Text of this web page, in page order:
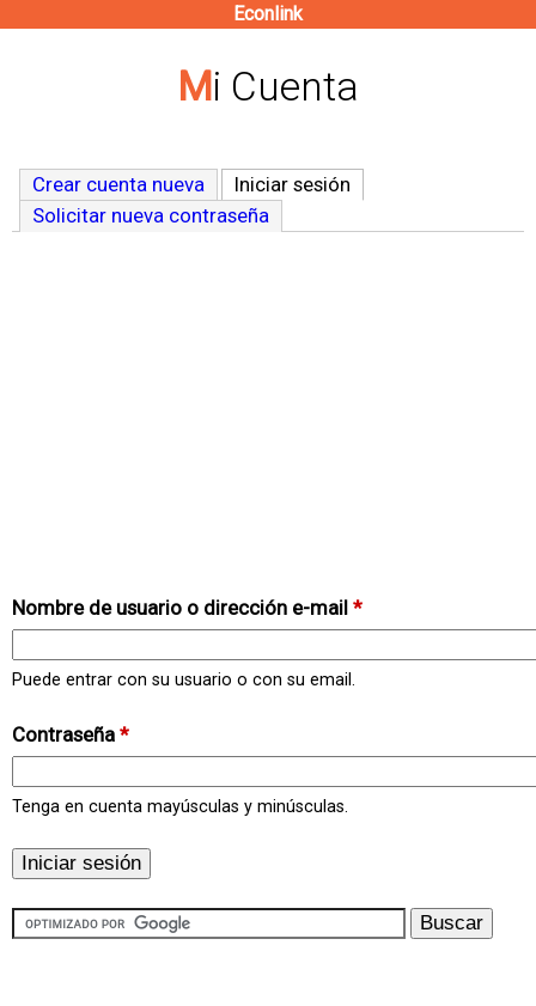
contenido
Econlink
Mi Cuenta
Crear cuenta nueva Iniciar sesión
Solicitar nueva contraseña
Nombre de usuario o dirección e-mail *
Puede entrar con su usuario o con su email.
Contraseña *
Tenga en cuenta mayúsculas y minúsculas.